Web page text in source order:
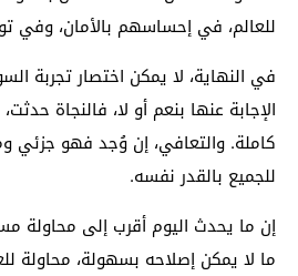
للعالم، في إحساسهم بالأمان، وفي
في النهاية، لا يمكن اختصار تجربة
الإجابة عنها بنعم أو لا، فالنجاة
كاملة. والتعافي، إن وُجد فهو جزئي
للجميع بالقدر نفسه.
إن ما يحدث اليوم أقرب إلى محاولة
ما لا يمكن إصلاحه بسهولة، محاولة